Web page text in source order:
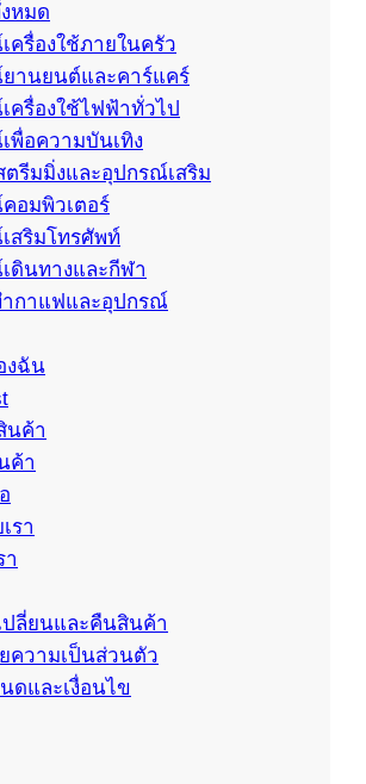
หมด
ครื่องใช้ภายในครัว
านยนต์และคาร์แคร์
ครื่องใช้ไฟฟ้าทั่วไป
พื่อความบันเทิง
ตรีมมิ่งและอุปกรณ์เสริม
อมพิวเตอร์
สริมโทรศัพท์
ดินทางและกีฬา
ำกาแฟและอุปกรณ์
งฉัน
นค้า
ค้า
รา
า
ปลี่ยนและคืนสินค้า
ความเป็นส่วนตัว
ดและเงื่อนไข